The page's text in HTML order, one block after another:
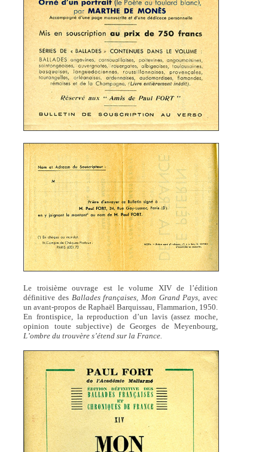
Le troisième ouvrage est le volume XIV de l’édition
définitive des Ballades françaises, Mon Grand Pays , avec
un avant-propos de Raphaël Barquissau, Flammarion, 1950.
En frontispice, la reproduction d’un lavis (assez moche,
opinion toute subjective) de Georges de Meyenbourg,
L’ombre du trouvère s’étend sur la France.